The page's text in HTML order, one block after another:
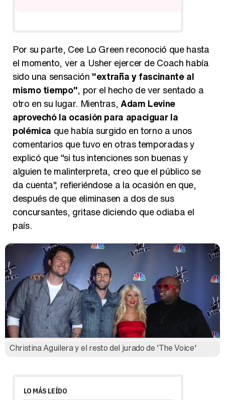
Por su parte, Cee Lo Green reconoció que hasta
el momento, ver a Usher ejercer de Coach había
sido una sensación "extraña y fascinante al
mismo tiempo", por el hecho de ver sentado a
otro en su lugar. Mientras, Adam Levine
aprovechó la ocasión para apaciguar la
polémica que había surgido en torno a unos
comentarios que tuvo en otras temporadas y
explicó que "si tus intenciones son buenas y
alguien te malinterpreta, creo que el público se
da cuenta", refieriéndose a la ocasión en que,
después de que eliminasen a dos de sus
concursantes, gritase diciendo que odiaba el
país.
Christina Aguilera y el resto del jurado de 'The Voice'
LO MÁS LEÍDO